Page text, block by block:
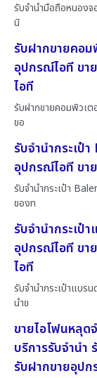
รับจำนำมือถือหนองจ
นิ
รับฝากขายคอม
อุปกรณ์ไอที ขา
ไอที
รับฝากขายคอมพิวเต
ขอ
รับจำนำกระเป๋
อุปกรณ์ไอที ขา
รับจำนำกระเป๋า
ของท
รับจำนำกระเป๋
อุปกรณ์ไอที ขา
ไอที
รับจำนำกระเป๋าแบร
นำข
ขายไอโฟนหลุด
บริการรับจำนำ
รับฝากขายอุป